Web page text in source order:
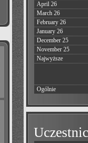
April 26
March 26
February 26
January 26
December 25
November 25
Najwyższe
Ogólnie